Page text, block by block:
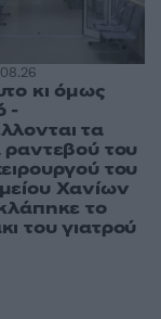
κι όμως
-
τα
ραντεβού του
του
Χανίων
το
του γιατρού